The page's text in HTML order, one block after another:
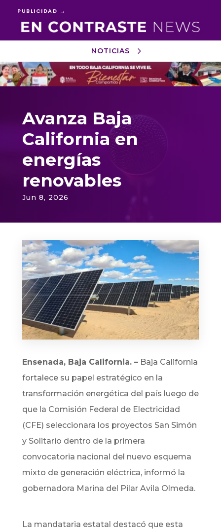
PUBLICIDAD →
NOTICIAS
Reproductor
de
vídeo
Avanza Baja
California en
energías
renovables
Jun 8, 2026
Ensenada, Baja California. –Baja California
fortalece su papel estratégico en la
transformación energética del país luego de
que la Comisión Federal de Electricidad
(CFE) seleccionara los proyectos San Simón
y Solitario dentro de la primera
convocatoria nacional del nuevo esquema
mixto de generación eléctrica, informó la
gobernadora Marina del Pilar Avila Olmeda.
La mandataria estatal destacó que esta